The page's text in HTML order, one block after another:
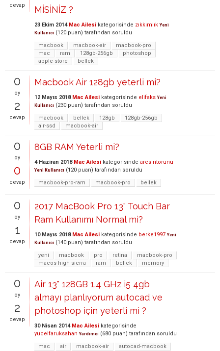
cevap
MİSİNİZ ?
23 Ekim 2014 Mac Ailesi kategorisinde zıkkımlık Yeni
Kullanıcı (120 puan) tarafından soruldu
macbook
macbook-air
macbook-pro
mac
ram 128gb-256gb
photoshop
apple-store
bellek
0
oy
2
cevap
Macbook Air 128gb yeterli mi?
12 Mayıs 2018 Mac Ailesi kategorisinde elifaks Yeni
Kullanıcı (230 puan) tarafından soruldu
macbook
bellek 128gb
128gb-256gb
air-ssd
macbook-air
0
oy
0
cevap
8GB RAM Yeterli mi?
4 Haziran 2018 Mac Ailesi kategorisinde aresintorunu
Yeni Kullanıcı (120 puan) tarafından soruldu
macbook-pro-ram
macbook-pro bellek
0
oy
1
cevap
2017 MacBook Pro 13" Touch Bar
Ram Kullanımı Normal mi?
10 Mayıs 2018 Mac Ailesi kategorisinde berke1997 Yeni
Kullanıcı (140 puan) tarafından soruldu
yeni
macbook pro retina
macbook-pro
macos-high-sierra
ram bellek memory
0
oy
2
cevap
Air 13" 128GB 1.4 GHz i5 4gb
almayı planlıyorum autocad ve
photoshop için yeterli mi ?
30 Nisan 2014 Mac Ailesi kategorisinde
yucelfaruksahan Yardımcı (680 puan) tarafından soruldu
mac
air macbook-air autocad-macbook